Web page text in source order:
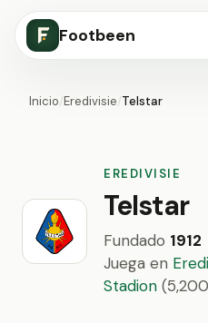
Footbeen
Inicio/Eredivisie/Telstar
EREDIVISIE
Telstar
Fundado 1912
Juega en
Stadion